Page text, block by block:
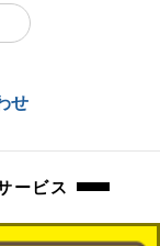
せ
ービス